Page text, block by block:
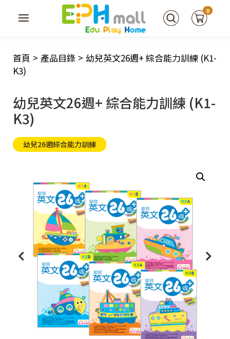
0
首頁 > 產品目錄 > 幼兒英文26週+ 綜合能力訓練 (K1-
K3)
幼兒英文26週+ 綜合能力訓練 (K1-
K3)
幼兒26週綜合能力訓練